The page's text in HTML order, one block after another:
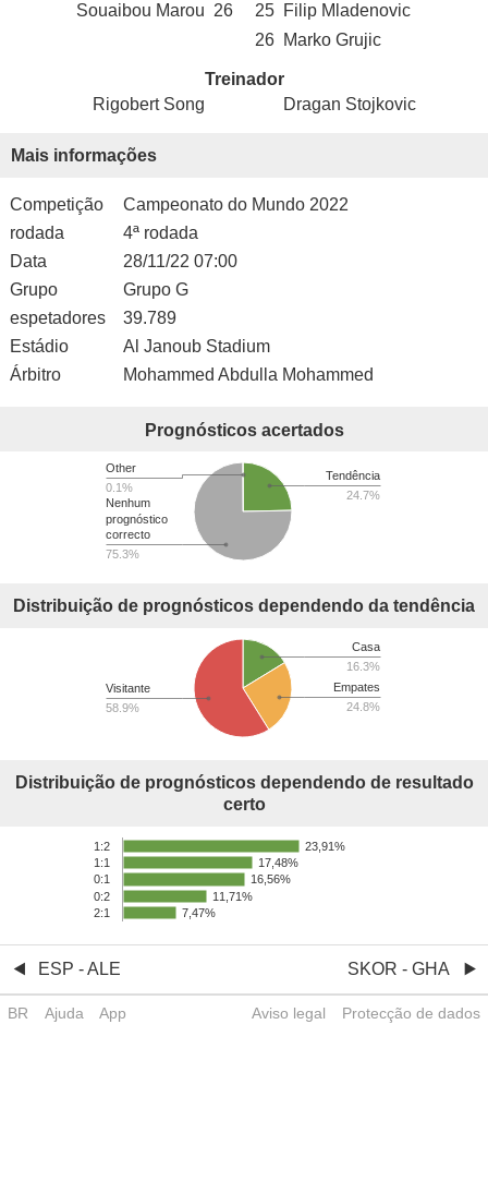
Souaibou Marou 26 25 Filip Mladenovic
26 Marko Grujic
Treinador
Rigobert Song
Dragan Stojkovic
Mais informações
Competição
Campeonato do Mundo 2022
rodada
4ª rodada
Data
28/11/22 07:00
Grupo
Grupo G
espetadores
39.789
Estádio
Al Janoub Stadium
Árbitro
Mohammed Abdulla Mohammed
Prognósticos acertados
Tendência
24.7%
Nenhum
prognóstico
correcto
75.3%
Other
0.1%
Distribuição de prognósticos dependendo da tendência
Casa
16.3%
Empates
24.8%
Visitante
58.9%
Distribuição de prognósticos dependendo de resultado
certo
1:2
1:1
0:1
0:2
2:1
23,91%
17,48%
16,56%
11,71%
7,47%
ESP - ALE SKOR - GHA
BR Ajuda App Aviso legal Protecção de dados